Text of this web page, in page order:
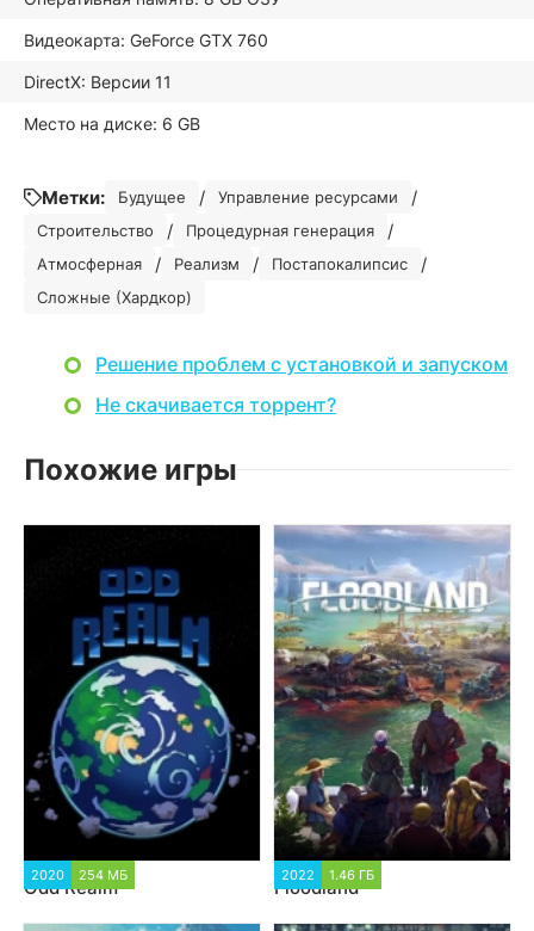
Видеокарта: GeForce GTX 760
DirectX: Версии 11
Место на диске: 6 GB
Метки: Будущее / Управление ресурсами /
Строительство / Процедурная генерация /
Атмосферная / Реализм / Постапокалипсис /
Сложные (Хардкор)
Решение проблем с установкой и запуском
Не скачивается торрент?
Похожие игры
2020 254 МБ
Odd Realm
2022 1.46 ГБ
Floodland